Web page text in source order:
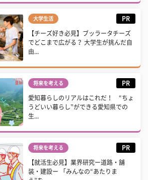
大学生活 PR
【チーズ好き必見】ブッラータチーズ
でどこまで広がる？ 大学生が挑んだ自
由...
将来を考える PR
愛知暮らしのリアルはこれだ！ “ちょ
うどいい暮らし”ができる愛知県での
生...
将来を考える PR
【就活生必見】業界研究ー道路・舗
装・建設ー 「みんなの“あたりま